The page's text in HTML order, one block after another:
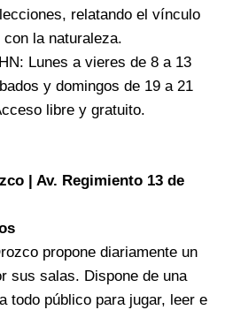
relatando el vínculo
la naturaleza.
Lunes a vieres de 8 a 13
y domingos de 19 a 21
libre y gratuito.
| Av. Regimiento 13 de
propone diariamente un
sus salas. Dispone de una
todo público para jugar, leer e